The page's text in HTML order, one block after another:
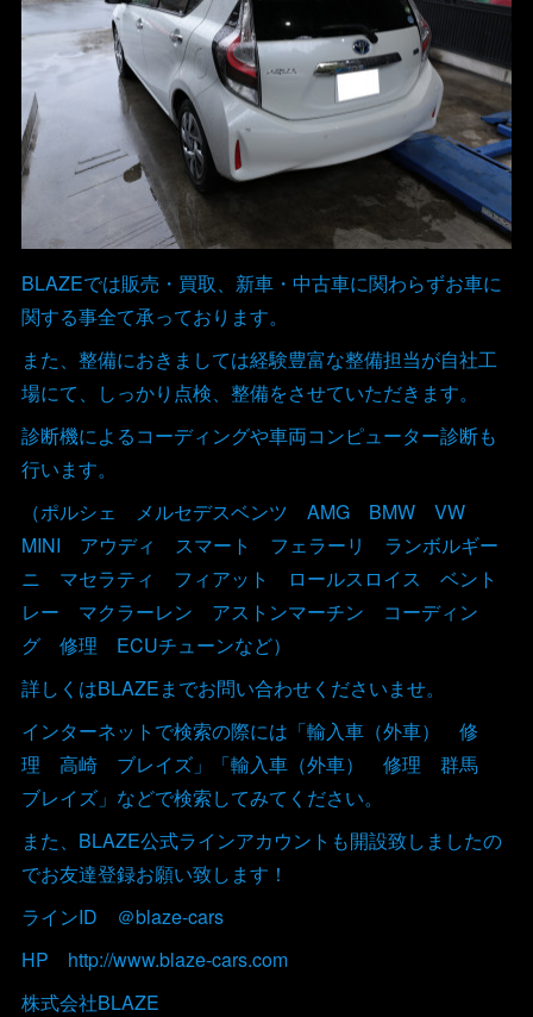
BLAZEでは販売・買取、新車・中古車に関わらずお車に
関する事全て承っております。
また、整備におきましては経験豊富な整備担当が自社工
場にて、しっかり点検、整備をさせていただきます。
診断機によるコーディングや車両コンピューター診断も
行います。
（ポルシェ メルセデスベンツ AMG BMW VW
MINI アウディ スマート フェラーリ ランボルギー
ニ マセラティ フィアット ロールスロイス ベント
レー マクラーレン アストンマーチン コーディン
グ 修理 ECUチューンなど）
詳しくはBLAZEまでお問い合わせくださいませ。
インターネットで検索の際には「輸入車（外車） 修
理 高崎 ブレイズ」「輸入車（外車） 修理 群馬
ブレイズ」などで検索してみてください。
また、BLAZE公式ラインアカウントも開設致しましたの
でお友達登録お願い致します！
ラインID ＠blaze-cars
HP http://www.blaze-cars.com
株式会社BLAZE